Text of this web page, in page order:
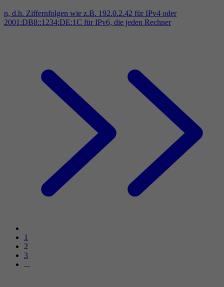
n, d.h. Ziffernfolgen wie z.B. 192.0.2.42 für IPv4 oder
2001:DB8::1234:DE:1C für IPv6, die jeden Rechner
1
2
3
...